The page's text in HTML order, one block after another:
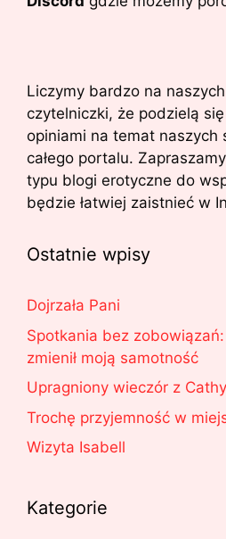
Liczymy bardzo na
czytelniczki, że podzielą
opiniami na temat naszych
całego portalu.
typu blogi erotyczne do
będzie łatwiej zaistnieć w
Ostatnie wpisy
Dojrzała Pani
Spotkania bez
zmienił moją samotność
Upragniony wieczór z
Trochę przyjemność w
Wizyta Isabell
Kategorie